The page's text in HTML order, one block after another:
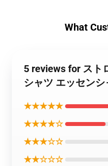
What
5 reviews for スト
シャツ エッセン
★★★★★
★★★★☆
★★★☆☆
★★☆☆☆